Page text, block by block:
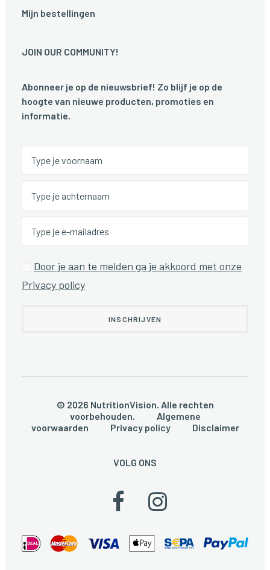
Mijn bestellingen
JOIN OUR COMMUNITY!
Abonneer je op de nieuwsbrief! Zo blijf je op de
hoogte van nieuwe producten, promoties en
informatie.
Door je aan te melden ga je akkoord met onze
Privacy policy
© 2026 NutritionVision. Alle rechten
voorbehouden. Algemene
voorwaarden
Privacy policy Disclaimer
VOLG ONS